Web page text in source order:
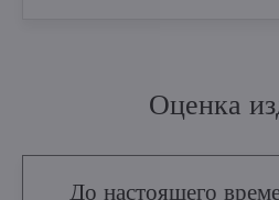
Оценка
До настоящего